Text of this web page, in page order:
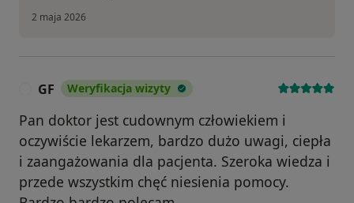
2 maja 2026
GF Weryfikacja wizyty
Pan doktor jest cudownym człowiekiem i
oczywiście lekarzem, bardzo dużo uwagi, ciepła
i zaangażowania dla pacjenta. Szeroka wiedza i
przede wszystkim chęć niesienia pomocy.